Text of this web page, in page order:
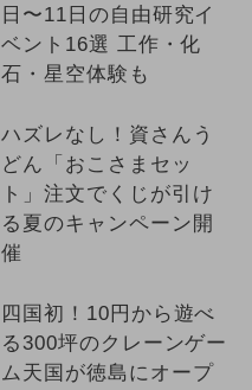
日〜11日の自由研究イ
ベント16選 工作・化
石・星空体験も
ハズレなし！資さんう
どん「おこさまセッ
ト」注文でくじが引け
る夏のキャンペーン開
催
四国初！10円から遊べ
る300坪のクレーンゲー
ム天国が徳島にオープ